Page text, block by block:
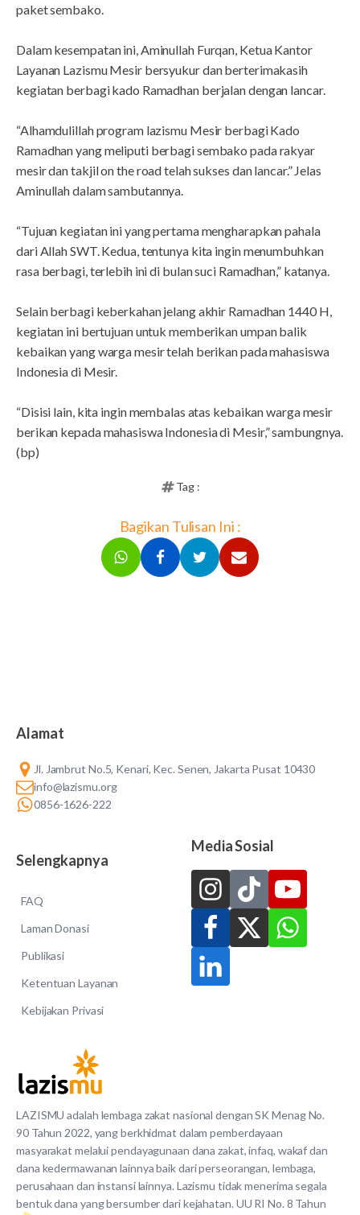
paket sembako.
Dalam kesempatan ini, Aminullah Furqan, Ketua Kantor
Layanan Lazismu Mesir bersyukur dan berterimakasih
kegiatan berbagi kado Ramadhan berjalan dengan lancar.
“Alhamdulillah program lazismu Mesir berbagi Kado
Ramadhan yang meliputi berbagi sembako pada rakyar
mesir dan takjil on the road telah sukses dan lancar.” Jelas
Aminullah dalam sambutannya.
“Tujuan kegiatan ini yang pertama mengharapkan pahala
dari Allah SWT. Kedua, tentunya kita ingin menumbuhkan
rasa berbagi, terlebih ini di bulan suci Ramadhan,” katanya.
Selain berbagi keberkahan jelang akhir Ramadhan 1440 H,
kegiatan ini bertujuan untuk memberikan umpan balik
kebaikan yang warga mesir telah berikan pada mahasiswa
Indonesia di Mesir.
“Disisi lain, kita ingin membalas atas kebaikan warga mesir
berikan kepada mahasiswa Indonesia di Mesir,” sambungnya.
(bp)
Tag :
Bagikan Tulisan Ini :
LAZISMU adalah lembaga zakat nasional dengan SK Menag No.
90 Tahun 2022, yang berkhidmat dalam pemberdayaan
masyarakat melalui pendayagunaan dana zakat, infaq, wakaf dan
dana kedermawanan lainnya baik dari perseorangan, lembaga,
perusahaan dan instansi lainnya. Lazismu tidak menerima segala
bentuk dana yang bersumber dari kejahatan. UU RI No. 8 Tahun
Alamat
Jl. Jambrut No.5, Kenari, Kec. Senen, Jakarta Pusat 10430
info@lazismu.org
0856-1626-222
Selengkapnya
FAQ
Laman Donasi
Publikasi
Ketentuan Layanan
Kebijakan Privasi
Media Sosial